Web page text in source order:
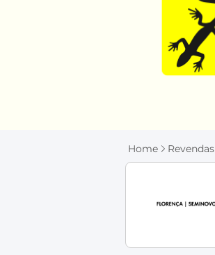
Home Revendas